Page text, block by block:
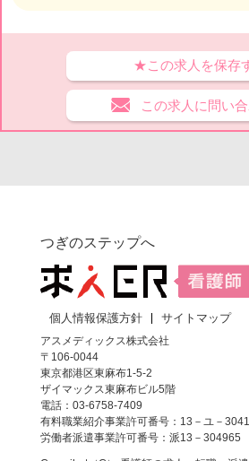
★この求人を保存
この求人に問い
つぎのステップへ
個人情報保護方針
サイトマップ
アスメディックス株式会社
〒106-0044
東京都港区東麻布1-5-2
ザイマックス東麻布ビル5階
電話：03-6758-7409
有料職業紹介事業許可番号：13－ユ－
労働者派遣事業許可番号：派13－304965